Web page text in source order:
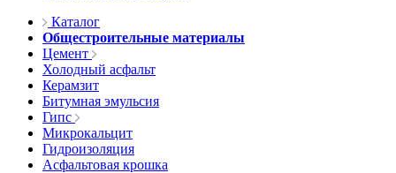
Каталог
Общестроительные материалы
Цемент
Холодный асфальт
Керамзит
Битумная эмульсия
Гипс
Микрокальцит
Гидроизоляция
Асфальтовая крошка